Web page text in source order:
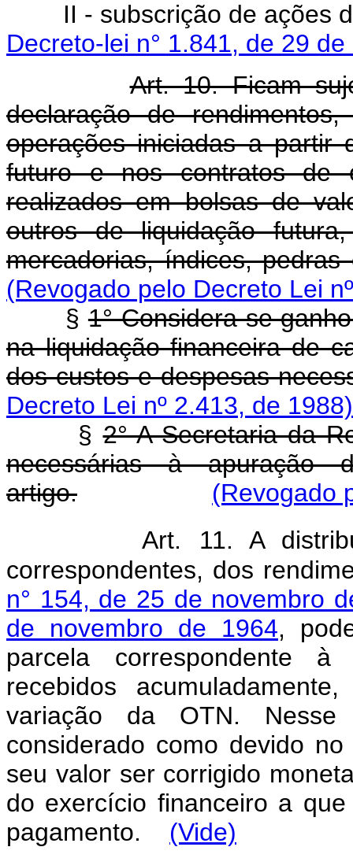
II - subscrição de ações
Decreto-lei n° 1.841, de 29
Art. 10. Ficam
declaração de
operações iniciadas a
futuro e nos contratos de
realizados em bolsas de
outros de liquidação
mercadorias, índices,
(Revogado pelo Decreto Lei
§1° Considera-se
na liquidação financeira de
dos custos e despesas
Decreto Lei nº 2.413, de 1988)
§2° A Secretaria da
necessárias à
artigo.
(Revogado
Art.
11. A
correspondentes, dos
n° 154, de 25 de novembro
de novembro de 1964,
parcela correspondente
recebidos
variação da OTN.
considerado como devido
seu valor ser corrigido
do exercício financeiro a
pagamento. (Vide)